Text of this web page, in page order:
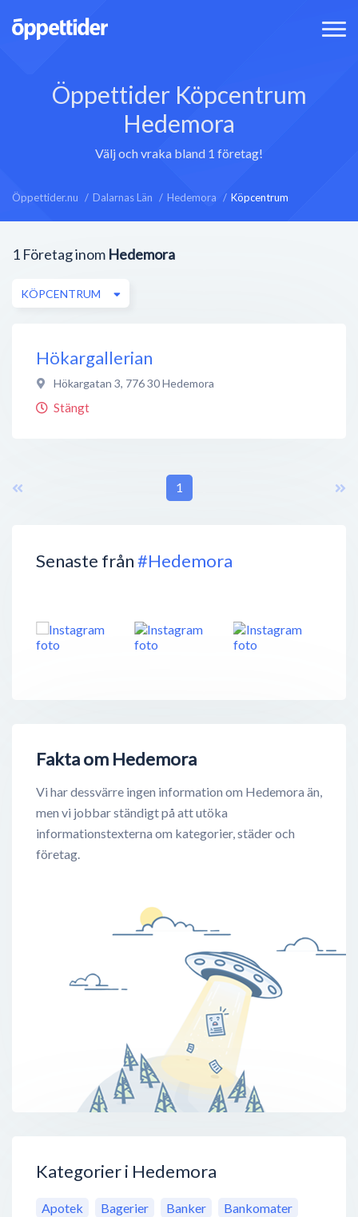
Öppettider Köpcentrum
Hedemora
Välj och vraka bland 1 företag!
Öppettider.nu Dalarnas Län Hedemora Köpcentrum
Senaste från#Hedemora
Fakta om Hedemora
Vi har dessvärre ingen information om Hedemora än,
men vi jobbar ständigt på att utöka
informationstexterna om kategorier, städer och
företag.
Kategorier i Hedemora
Apotek Bagerier Banker
Bankomater
1 Företag inom Hedemora
KÖPCENTRUM
Hökargallerian
Hökargatan 3, 776 30Hedemora
Stängt
1